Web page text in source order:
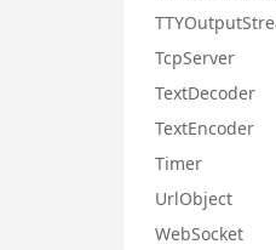
TcpServer
TextDecoder
TextEncoder
Timer
UrlObject
WebSocket